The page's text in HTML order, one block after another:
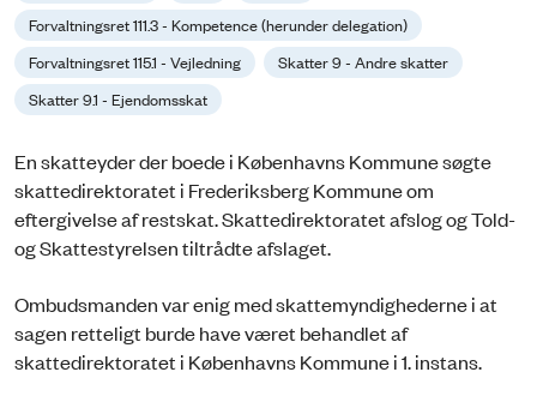
Forvaltningsret 111.3 - Kompetence (herunder delegation)
Forvaltningsret 115.1 - Vejledning
Skatter 9 - Andre skatter
Skatter 9.1 - Ejendomsskat
En skatteyder der boede i Københavns Kommune søgte
skattedirektoratet i Frederiksberg Kommune om
eftergivelse af restskat. Skattedirektoratet afslog og Told-
og Skattestyrelsen tiltrådte afslaget.
Ombudsmanden var enig med skattemyndighederne i at
sagen retteligt burde have været behandlet af
skattedirektoratet i Københavns Kommune i 1. instans.